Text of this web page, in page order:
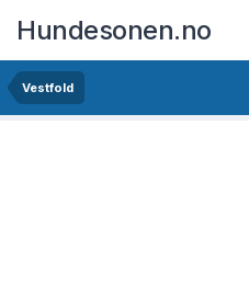
Hundesonen.no
Vestfold